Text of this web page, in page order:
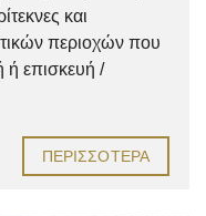
και
περιοχών που
ή επισκευή /
ΠΕΡΙΣΣΌΤΕΡΑ